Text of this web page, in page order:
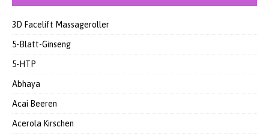
3D Facelift Massageroller
5-Blatt-Ginseng
5-HTP
Abhaya
Acai Beeren
Acerola Kirschen